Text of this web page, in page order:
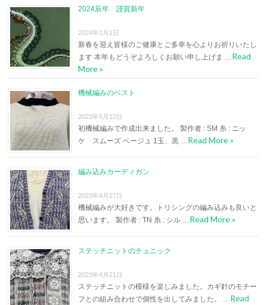
2024辰年 謹賀新年
2024年1月1日
新春を迎え皆様のご健康とご多幸を心よりお祈りいたし
ます 本年もどうぞよろしくお願い申し上げま …Read
More »
機械編みのベスト
2023年5月12日
初機械編みで作成出来ました。 製作者 : SM 糸 : ニッ
ケ スムーズ ベージュ 1玉、黒 …Read More »
編み込みカーディガン
2023年4月27日
機械編みが大好きです。トリシングの編み込みも良いと
思います。 製作者 : TN 糸 : シル …Read More »
ステッチニットのチュニック
2023年4月21日
ステッチニットの模様を楽しみました。カギ針のモチー
フとの組み合わせで個性を出してみました。 …Read